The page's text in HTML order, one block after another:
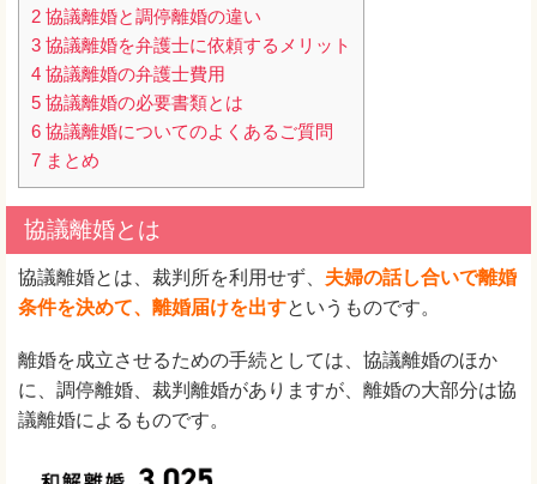
2 協議離婚と調停離婚の違い
3 協議離婚を弁護士に依頼するメリット
4 協議離婚の弁護士費用
5 協議離婚の必要書類とは
6 協議離婚についてのよくあるご質問
7 まとめ
協議離婚とは
協議離婚とは、裁判所を利用せず、 夫婦の話し合いで離婚
条件を決めて、離婚届けを出すというものです。
離婚を成立させるための手続としては、協議離婚のほか
に、調停離婚、裁判離婚がありますが、離婚の大部分は協
議離婚によるものです。